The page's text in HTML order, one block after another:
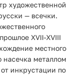
художественной
— всечки.
XVII-XVIII
местного
металлом
инкрустации по